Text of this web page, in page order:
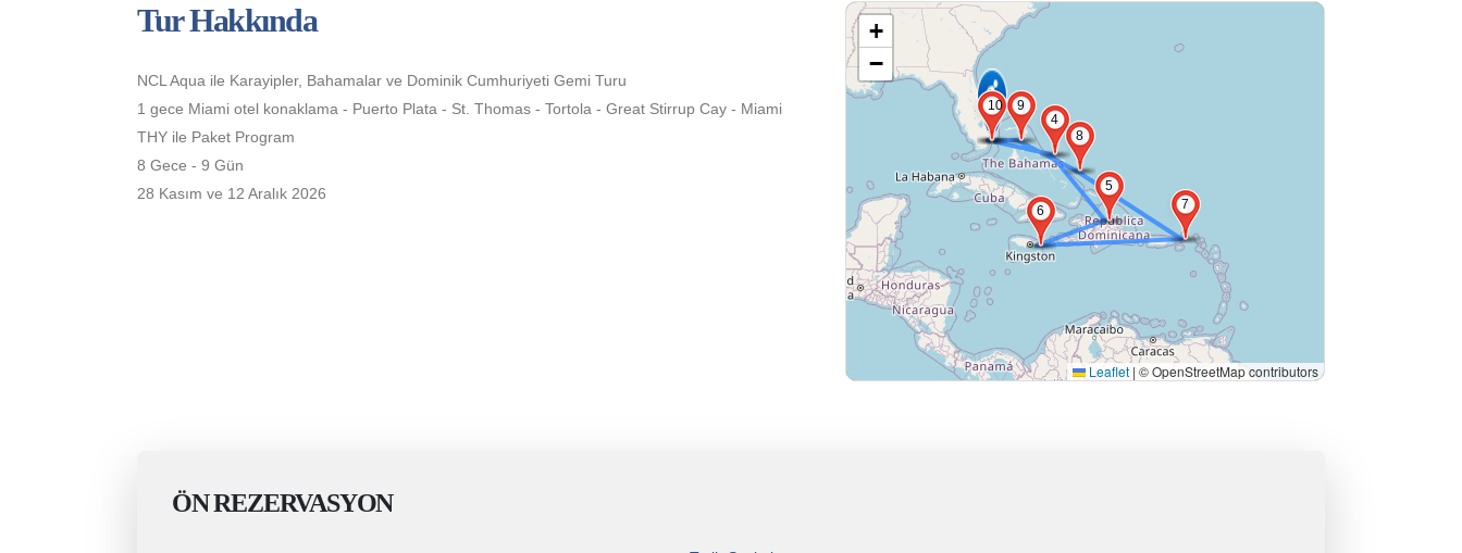
Tur Hakkında
NCL Aqua ile Karayipler, Bahamalar ve Dominik Cumhuriyeti Gemi Turu
1 gece Miami otel konaklama - Puerto Plata - St. Thomas - Tortola - Great Stirrup Cay - Miami
THY ile Paket Program
8 Gece - 9 Gün
28 Kasım ve 12 Aralık 2026
3
4
5
6
7
8
9
10
+
−
Leaflet | © OpenStreetMap contributors
ÖN REZERVASYON